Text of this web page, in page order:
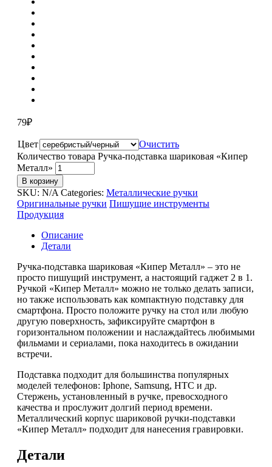
79₽
Цвет
Очистить
Количество товара Ручка-подставка шариковая «Кипер
Металл»
В корзину
SKU: N/A Categories: Металлические ручки
Оригинальные ручки Пишущие инструменты
Продукция
Описание
Детали
Ручка-подставка шариковая «Кипер Металл» – это не
просто пишущий инструмент, а настоящий гаджет 2 в 1.
Ручкой «Кипер Металл» можно не только делать записи,
но также использовать как компактную подставку для
смартфона. Просто положите ручку на стол или любую
другую поверхность, зафиксируйте смартфон в
горизонтальном положении и наслаждайтесь любимыми
фильмами и сериалами, пока находитесь в ожидании
встречи.
Подставка подходит для большинства популярных
моделей телефонов: Iphone, Samsung, HTC и др.
Стержень, установленный в ручке, превосходного
качества и прослужит долгий период времени.
Металлический корпус шариковой ручки-подставки
«Кипер Металл» подходит для нанесения гравировки.
Детали